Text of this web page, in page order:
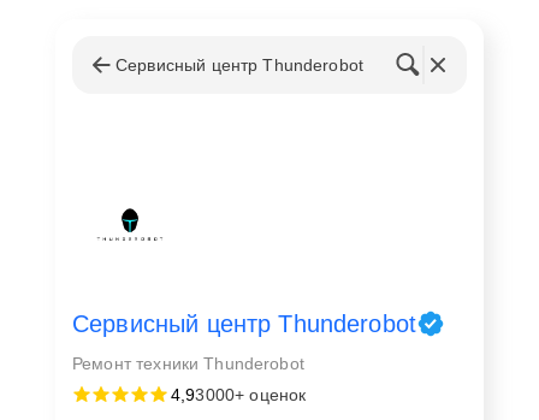
Сервисный центр Thunderobot
Сервисный центр Thunderobot
Ремонт техники Thunderobot
4,93000+ оценок